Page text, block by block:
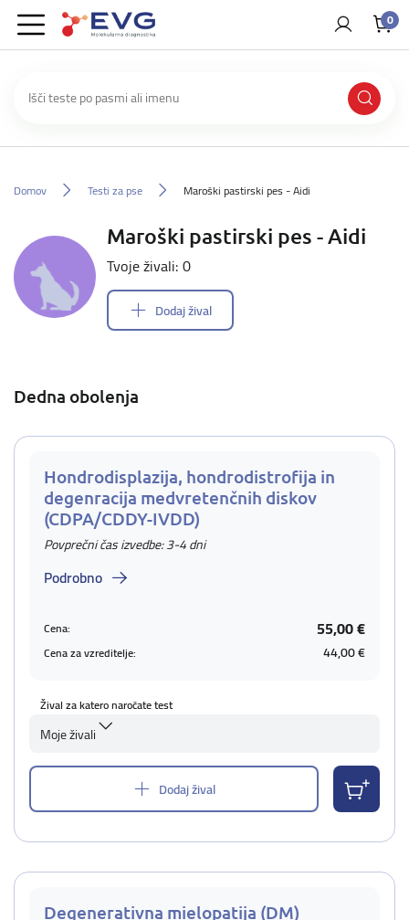
0
Domov Testi za pse Maroški pastirski pes - Aidi
Maroški pastirski pes - Aidi
Tvoje živali: 0
Dodaj žival
Dedna obolenja
Hondrodisplazija, hondrodistrofija in
degenracija medvretenčnih diskov
(CDPA/CDDY-IVDD)
Povprečni čas izvedbe: 3-4 dni
Podrobno
Cena: 55,00 €
Cena za vzreditelje: 44,00 €
Žival za katero naročate test
Moje živali
Dodaj žival
Degenerativna mielopatija (DM)